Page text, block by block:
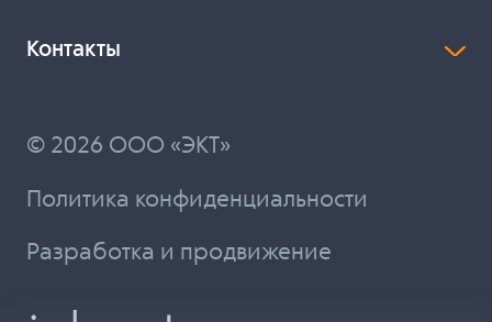
Контакты
© 2026 ООО «ЭКТ»
Политика конфиденциальности
Разработка и продвижение